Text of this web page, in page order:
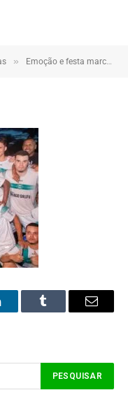
» Emoção e festa marcam as finais da Copa Marajá 2025 em Coroatá
Tumblr Email